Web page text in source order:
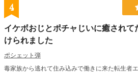
4
イケボおじとポチャじいに癒され
けられました
ポシェット弾
毒家族から逃れて住み込みで働きに来た転生者